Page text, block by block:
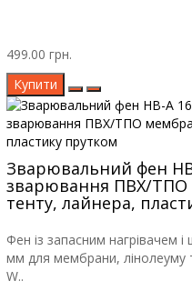
499.00 грн.
Купити
Зварювальний фен
зварювання ПВХ/
тенту, лайнера,
Фен із запасним нагрівачем
мм для мембрани, лінолеуму
W..